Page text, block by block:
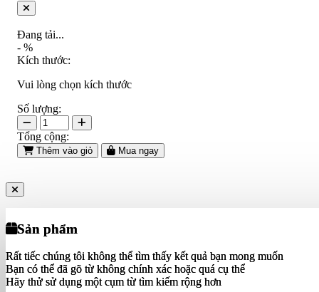
Sản phẩm
Rất tiếc chúng tôi không thể tìm thấy kết quả bạn mong muốn
Bạn có thể đã gõ từ không chính xác hoặc quá cụ thể
Hãy thử sử dụng một cụm từ tìm kiếm rộng hơn
Sản phẩm
Rất tiếc chúng tôi không thể tìm thấy kết quả bạn mong muốn
Bạn có thể đã gõ từ không chính xác hoặc quá cụ thể
Hãy thử sử dụng một cụm từ tìm kiếm rộng hơn
Đang tải...
- %
Kích thước:
Vui lòng chọn kích thước
Số lượng:
Tổng cộng:
Thêm vào giỏ Mua ngay